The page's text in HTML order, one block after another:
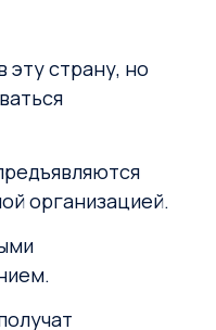
страну, но
организацией.